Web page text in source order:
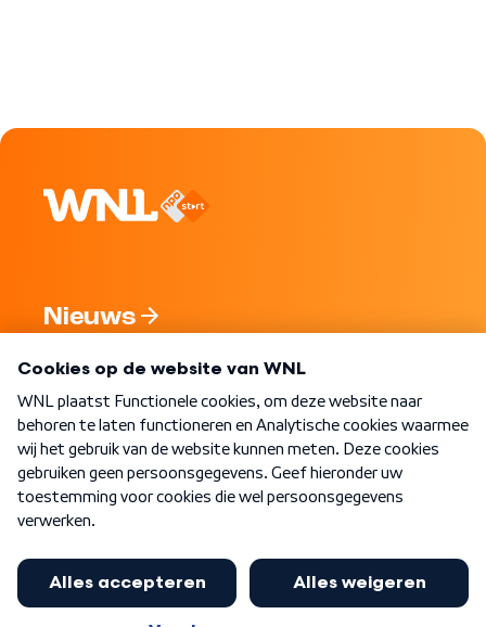
Nieuws
Nieuwsbrief
Word Lid